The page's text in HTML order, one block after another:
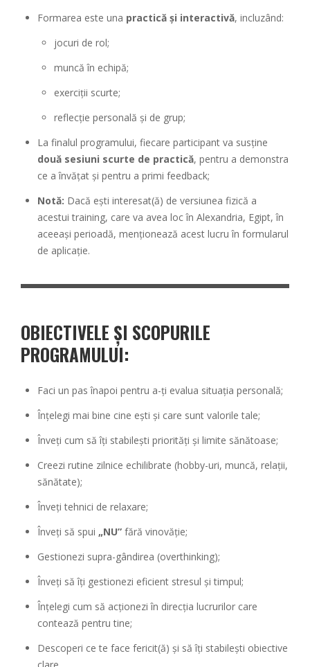
Formarea este una practică și interactivă, incluzând:
jocuri de rol;
muncă în echipă;
exerciții scurte;
reflecție personală și de grup;
La finalul programului, fiecare participant va susține
două sesiuni scurte de practică, pentru a demonstra
ce a învățat și pentru a primi feedback;
Notă: Dacă ești interesat(ă) de versiunea fizică a
acestui training, care va avea loc în Alexandria, Egipt, în
aceeași perioadă, menționează acest lucru în formularul
de aplicație.
OBIECTIVELE ȘI SCOPURILE
PROGRAMULUI:
Faci un pas înapoi pentru a-ți evalua situația personală;
Înțelegi mai bine cine ești și care sunt valorile tale;
Înveți cum să îți stabilești priorități și limite sănătoase;
Creezi rutine zilnice echilibrate (hobby-uri, muncă, relații,
sănătate);
Înveți tehnici de relaxare;
Înveți să spui „NU” fără vinovăție;
Gestionezi supra-gândirea (overthinking);
Înveți să îți gestionezi eficient stresul și timpul;
Înțelegi cum să acționezi în direcția lucrurilor care
contează pentru tine;
Descoperi ce te face fericit(ă) și să îți stabilești obiective